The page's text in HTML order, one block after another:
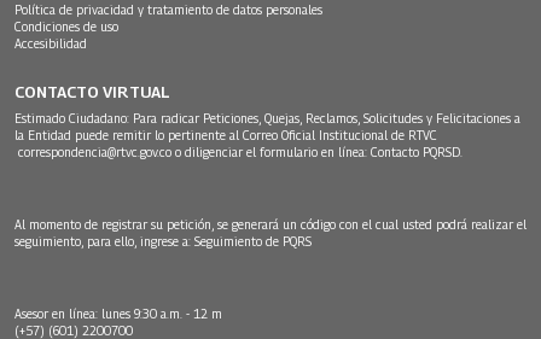
Política de privacidad y tratamiento de datos personales
Condiciones de uso
Accesibilidad
CONTACTO VIRTUAL
Estimado Ciudadano: Para radicar Peticiones, Quejas, Reclamos, Solicitudes y Felicitaciones a
la Entidad puede remitir lo pertinente al Correo Oficial Institucional de RTVC
correspondencia@rtvc.gov.co o diligenciar el formulario en línea: Contacto PQRSD.
Al momento de registrar su petición, se generará un código con el cual usted podrá realizar el
seguimiento, para ello, ingrese a: Seguimiento de PQRS
Asesor en línea: lunes 9:30 a.m. - 12 m
(+57) (601) 2200700